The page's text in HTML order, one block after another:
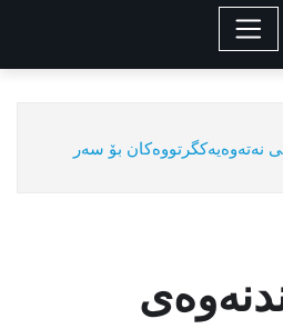
نەتەوەیەکگرتووەکان بۆ سەر